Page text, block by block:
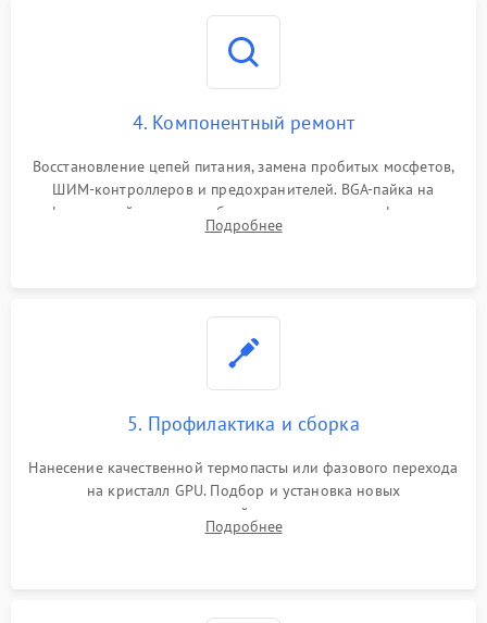
4. Компонентный ремонт
Восстановление цепей питания, замена пробитых мосфетов,
ШИМ-контроллеров и предохранителей. BGA-пайка на
инфракрасной станции реболлинг или замена графического
чипа и дефектной памяти GDDR. Прошивка BIOS
Подробнее
5. Профилактика и сборка
Нанесение качественной термопасты или фазового перехода
на кристалл GPU. Подбор и установка новых
термопрокладок правильной толщины на память и цепи
питания. Монтаж радиатора и бэкплейта, подключение и
Подробнее